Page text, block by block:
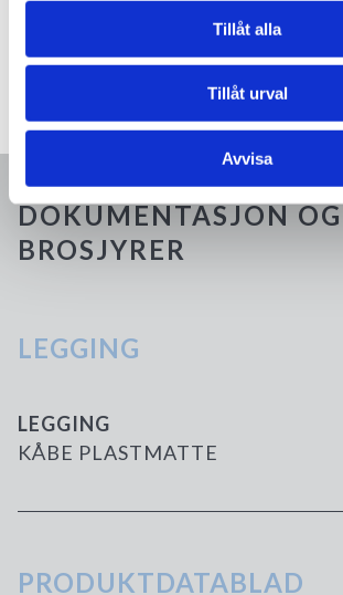
Tillåt alla
Tillåt urval
Avvisa
Kåbe APM
DOKUMENTASJON OG
BROSJYRER
LEGGING
LEGGING
KÅBE PLASTMATTE
PRODUKTDATABLAD